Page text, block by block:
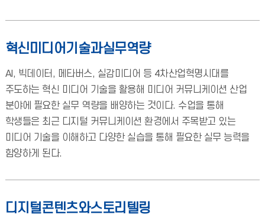
혁신미디어기술과실무역량
AI, 빅데이터, 메타버스, 실감미디어 등 4차산업혁명시대를
주도하는 혁신 미디어 기술을 활용해 미디어 커뮤니케이션 산업
분야에 필요한 실무 역량을 배양하는 것이다. 수업을 통해
학생들은 최근 디지털 커뮤니케이션 환경에서 주목받고 있는
미디어 기술을 이해하고 다양한 실습을 통해 필요한 실무 능력을
함양하게 된다.
디지털콘텐츠와스토리텔링